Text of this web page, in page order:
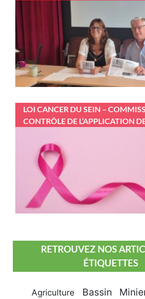
LOI CANCER DU SEIN –
CONTRÔLE DE L’APPLICATION
RETROUVEZ NOS
ÉTIQUETTES
Agriculture Bassin